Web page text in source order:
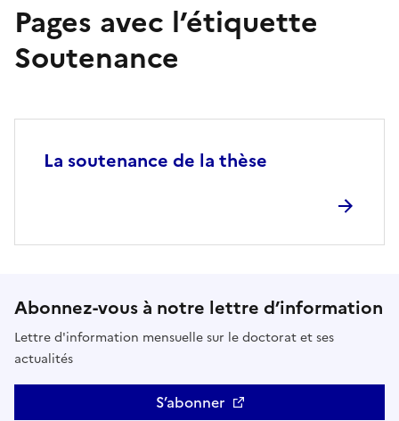
Pages avec l’étiquette
Soutenance
La soutenance de la thèse
Abonnez-vous à notre lettre d’information
Lettre d'information mensuelle sur le doctorat et ses
actualités
S’abonner